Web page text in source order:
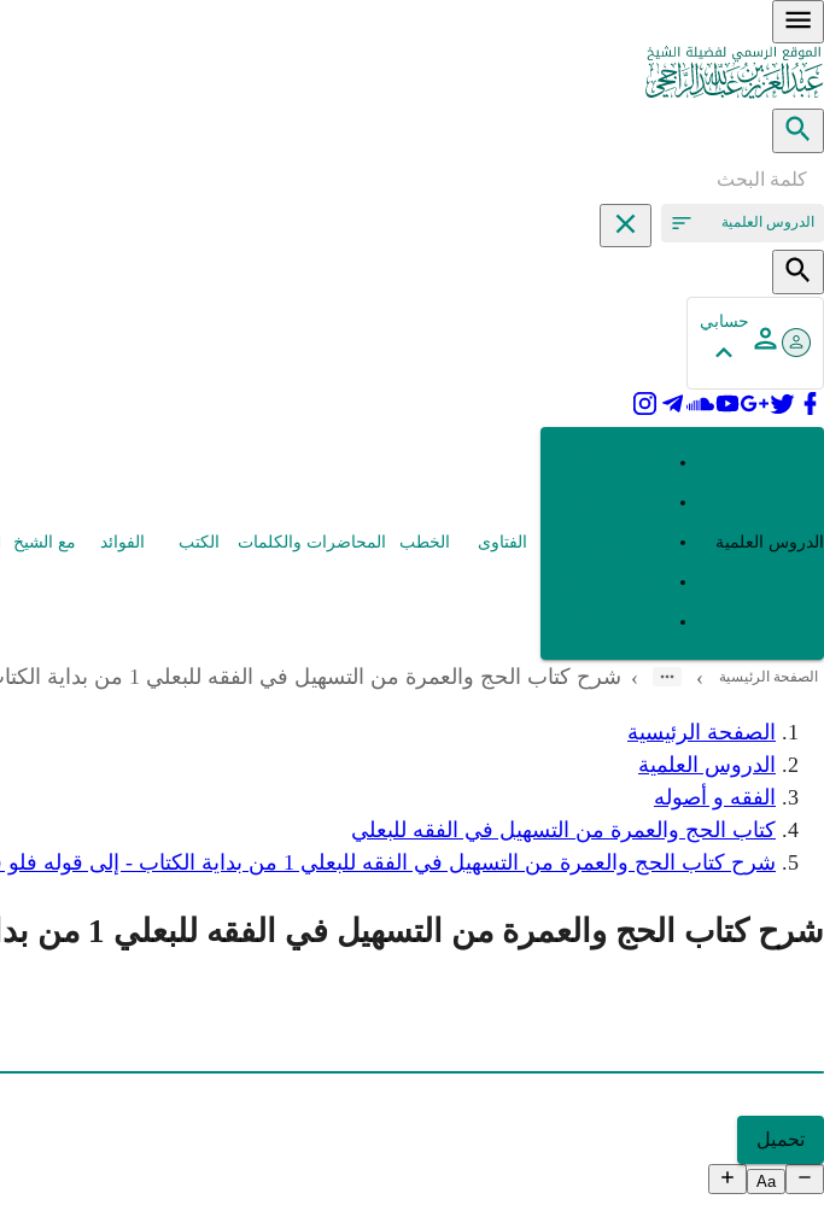
الدروس العلمية
حسابي
الدروس العلمية الفتاوى الخطب المحاضرات والكلمات الكتب الفوائد مع الشيخ
الصفحة الرئيسية ›
› شرح كتاب الحج والعمرة من التسهيل في الفقه للبعلي 1 من بداية الكتاب - إلى قوله فلو فعل وقع عن نفسه في الأصح
الصفحة الرئيسية
الدروس العلمية
الفقه و أصوله
كتاب الحج والعمرة من التسهيل في الفقه للبعلي
شرح كتاب الحج والعمرة من التسهيل في الفقه للبعلي 1 من بداية الكتاب - إلى قوله فلو فعل وقع عن نفسه في الأصح
شرح كتاب الحج والعمرة من التسهيل في الفقه للبعلي 1 من بداية الكتاب - إلى قوله فلو فعل وقع عن نفسه في الأصح
تحميل
Aa